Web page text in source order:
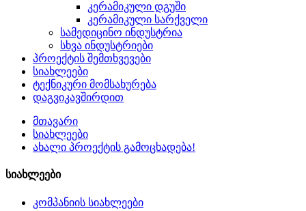
კერამიკული დგუში
კერამიკული სარქველი
სამედიცინო ინდუსტრია
სხვა ინდუსტრიები
პროექტის შემთხვევები
სიახლეები
ტექნიკური მომსახურება
დაგვიკავშირდით
მთავარი
სიახლეები
ახალი პროექტის გამოცხადება!
სიახლეები
კომპანიის სიახლეები